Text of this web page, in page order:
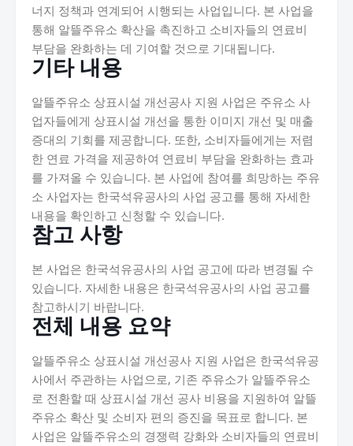
너지 정책과 연계되어 시행되는 사업입니다. 본 사업을
통해 알뜰주유소 확산을 촉진하고 소비자들의 연료비
부담을 완화하는 데 기여할 것으로 기대됩니다.
기타 내용
알뜰주유소 상표시설 개선공사 지원 사업은 주유소 사
업자들에게 상표시설 개선을 통한 이미지 개선 및 매출
증대의 기회를 제공합니다. 또한, 소비자들에게는 저렴
한 연료 가격을 제공하여 연료비 부담을 완화하는 효과
를 가져올 수 있습니다. 본 사업에 참여를 희망하는 주유
소 사업자는 한국석유공사의 사업 공고를 통해 자세한
내용을 확인하고 신청할 수 있습니다.
참고 사항
본 사업은 한국석유공사의 사업 공고에 따라 변경될 수
있습니다. 자세한 내용은 한국석유공사의 사업 공고를
참고하시기 바랍니다.
전체 내용 요약
알뜰주유소 상표시설 개선공사 지원 사업은 한국석유공
사에서 주관하는 사업으로, 기존 주유소가 알뜰주유소
로 전환할 때 상표시설 개선 공사 비용을 지원하여 알뜰
주유소 확산 및 소비자 편의 증진을 목표로 합니다. 본
사업은 알뜰주유소의 경쟁력 강화와 소비자들의 연료비